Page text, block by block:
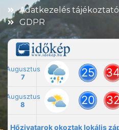
Adatkezelés tájékoztató
GDPR